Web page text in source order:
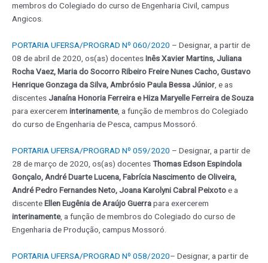
membros do Colegiado do curso de Engenharia Civil, campus
Angicos.
PORTARIA UFERSA/PROGRAD Nº 060/2020 – Designar, a partir de
08 de abril de 2020, os(as) docentesInês Xavier Martins, Juliana
Rocha Vaez, Maria do Socorro Ribeiro Freire Nunes Cacho, Gustavo
Henrique Gonzaga da Silva, Ambrósio Paula Bessa Júnior , e as
discentesJanaína Honoria Ferreira e Hiza Maryelle Ferreira de Souza
para exercerem interinamente, a função de membros do Colegiado
do curso de Engenharia de Pesca, campus Mossoró.
PORTARIA UFERSA/PROGRAD Nº 059/2020 – Designar, a partir de
28 de março de 2020, os(as) docentesThomas Edson Espindola
Gonçalo, André Duarte Lucena, Fabrícia Nascimento de Oliveira,
André Pedro Fernandes Neto, Joana Karolyni Cabral Peixotoe a
discenteEllen Eugênia de Araújo Guerrapara exercerem
interinamente, a função de membros do Colegiado do curso de
Engenharia de Produção, campus Mossoró.
PORTARIA UFERSA/PROGRAD Nº 058/2020– Designar, a partir de